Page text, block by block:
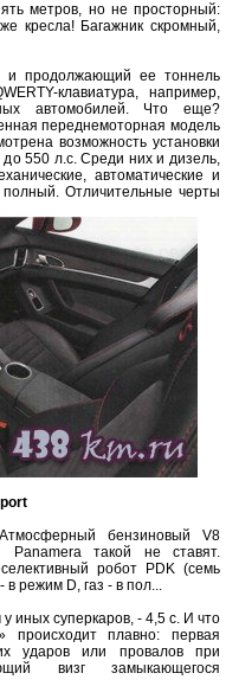
метров, но не просторный:
кресла! Багажник скромный,
и продолжающий ее тоннель
клавиатура, например,
автомобилей. Что еще?
переднемоторная модель
возможность установки
550 л.с. Среди них и дизель,
автоматические и
Отличительные черты
бензиновый V8
такой не ставят.
робот PDK (семь
режим D, газ - в пол...
иных суперкаров, - 4,5 с. И что
происходит плавно: первая
ударов или провалов при
визг замыкающегося